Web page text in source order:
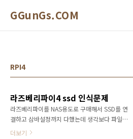
GGunGs.COM
RPI4
라즈베리파이4 ssd 인식문제
라즈베리파이를 NAS용도로 구매해서 SSD를 연
결하고 삼바설정까지 다했는데 생각보다 파일복
사가 느리고 계속 연결이 끊어지거나 파일을 복
더보기